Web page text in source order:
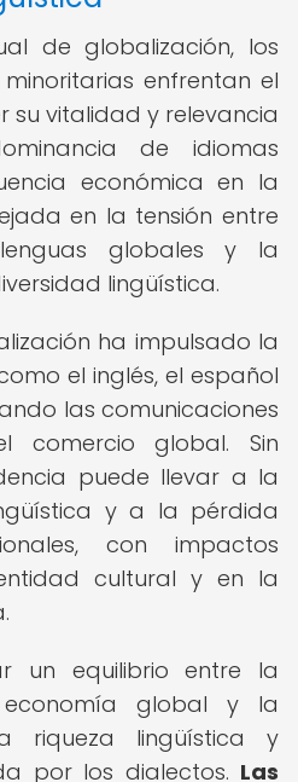
de globalización, los
enfrentan el
su vitalidad y relevancia
de idiomas
económica en la
en la tensión entre
globales y la
lingüística.
ha impulsado la
el inglés, el español
las comunicaciones
comercio global. Sin
puede llevar a la
y a la pérdida
con impactos
cultural y en la
un equilibrio entre la
global y la
riqueza lingüística y
por los dialectos. Las